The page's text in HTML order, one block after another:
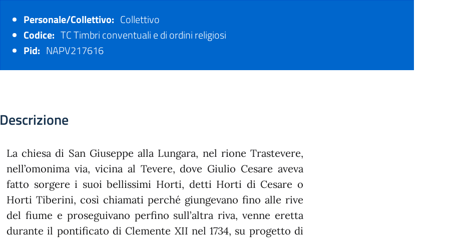
Personale/Collettivo: Collettivo
Codice: TC Timbri conventuali e di ordini religiosi
Pid: NAPV217616
Descrizione
La chiesa di San Giuseppe alla Lungara, nel rione Trastevere,
nell’omonima via, vicina al Tevere, dove Giulio Cesare aveva
fatto sorgere i suoi bellissimi Horti, detti Horti di Cesare o
Horti Tiberini, così chiamati perché giungevano fino alle rive
del fiume e proseguivano perfino sull’altra riva, venne eretta
durante il pontificato di Clemente XII nel 1734, su progetto di